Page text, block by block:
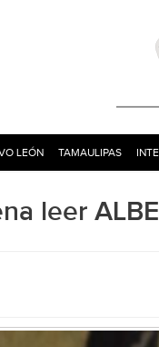
LEÓN TAMAULIPAS
leer